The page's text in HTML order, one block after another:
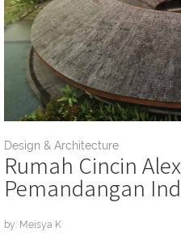
Design & Architecture
Rumah Cincin
Pemandangan
by: Meisya K